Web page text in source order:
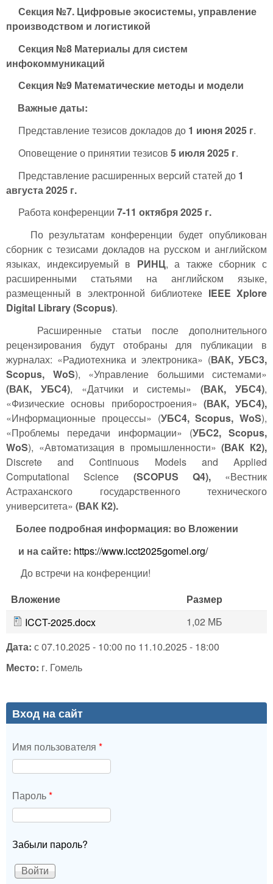
Секция №7. Цифровые экосистемы, управление
производством и логистикой
Секция №8 Материалы для систем
инфокоммуникаций
Секция №9 Математические методы и модели
Важные даты:
Представление тезисов докладов до 1 июня 2025 г.
Оповещение о принятии тезисов 5 июля 2025 г.
Представление расширенных версий статей до 1
августа 2025 г.
Работа конференции 7-11 октября 2025 г.
По результатам конференции будет опубликован
сборник c тезисами докладов на русском и английском
языках, индексируемый в РИНЦ, а также сборник с
расширенными статьями на английском языке,
размещенный в электронной библиотеке IEEE Xplore
Digital Library(Scopus).
Расширенные статьи после дополнительного
рецензирования будут отобраны для публикации в
журналах: «Радиотехника и электроника» (ВАК, УБС3,
Scopus, WoS), «Управление большими системами»
(ВАК, УБС4), «Датчики и системы»(ВАК, УБС4),
«Физические основы приборостроения» (ВАК, УБС4),
«Информационные процессы» (УБС4, Scopus, WoS),
«Проблемы передачи информации» (УБС2, Scopus,
WoS), «Автоматизация в промышленности»(ВАК К2),
Discrete and Continuous Models and Applied
Computational Science (SCOPUS Q4),«Вестник
Астраханского государственного технического
университета» (ВАК К2).
Более подробная информация: во Вложении
и на сайте: https://www.icct2025gomel.org/
До встречи на конференции!
Вложение
Размер
ICCT-2025.docx
1,02 МБ
Дата: с07.10.2025 - 10:00 по 11.10.2025 - 18:00
Место: г. Гомель
Вход на сайт
Имя пользователя *
Пароль*
Забыли пароль?